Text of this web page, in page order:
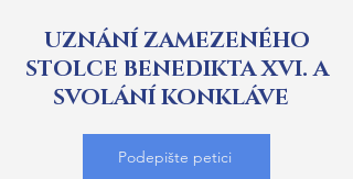
UZNÁNÍ ZAMEZENÉHO
STOLCE BENEDIKTA XVI. A
SVOLÁNÍ KONKLÁVE
Podepište petici